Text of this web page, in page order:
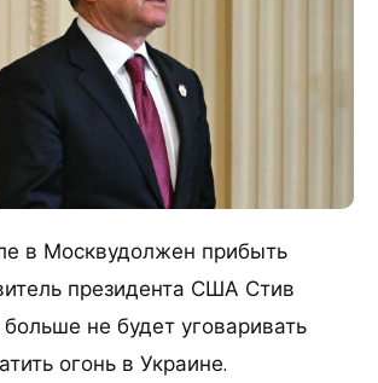
в Москвудолжен прибыть
президента США Стив
не будет уговаривать
огонь в Украине.